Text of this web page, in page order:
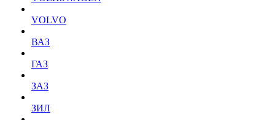
VOLVO
ВАЗ
ГАЗ
ЗАЗ
ЗИЛ